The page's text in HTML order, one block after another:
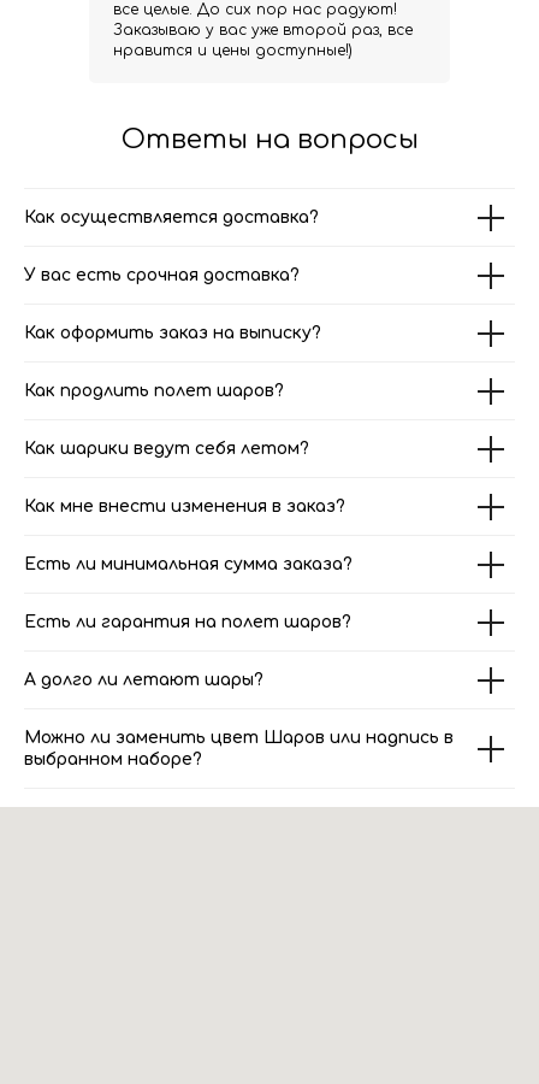
все целые. До сих пор нас радуют!
Заказываю у вас уже второй раз, все
нравится и цены доступные!)
Ответы на вопросы
Как осуществляется доставка?
У вас есть срочная доставка?
Как оформить заказ на выписку?
Как продлить полет шаров?
Как шарики ведут себя летом?
Как мне внести изменения в заказ?
Есть ли минимальная сумма заказа?
Есть ли гарантия на полет шаров?
А долго ли летают шары?
Можно ли заменить цвет Шаров или надпись в
выбранном наборе?